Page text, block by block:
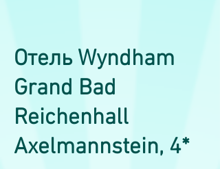
Отель Wyndham
Grand Bad
Reichenhall
Axelmannstein, 4*